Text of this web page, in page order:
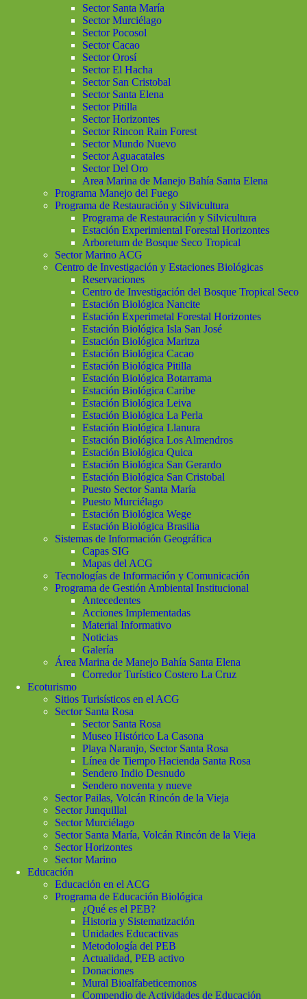
Sector Santa María
Sector Murciélago
Sector Pocosol
Sector Cacao
Sector Orosí
Sector El Hacha
Sector San Cristobal
Sector Santa Elena
Sector Pitilla
Sector Horizontes
Sector Rincon Rain Forest
Sector Mundo Nuevo
Sector Aguacatales
Sector Del Oro
Area Marina de Manejo Bahía Santa Elena
Programa Manejo del Fuego
Programa de Restauración y Silvicultura
Programa de Restauración y Silvicultura
Estación Experimiental Forestal Horizontes
Arboretum de Bosque Seco Tropical
Sector Marino ACG
Centro de Investigación y Estaciones Biológicas
Reservaciones
Centro de Investigación del Bosque Tropical Seco
Estación Biológica Nancite
Estación Experimetal Forestal Horizontes
Estación Biológica Isla San José
Estación Biológica Maritza
Estación Biológica Cacao
Estación Biológica Pitilla
Estación Biológica Botarrama
Estación Biológica Caribe
Estación Biológica Leiva
Estación Biológica La Perla
Estación Biológica Llanura
Estación Biológica Los Almendros
Estación Biológica Quica
Estación Biológica San Gerardo
Estación Biológica San Cristobal
Puesto Sector Santa María
Puesto Murciélago
Estación Biológica Wege
Estación Biológica Brasilia
Sistemas de Información Geográfica
Capas SIG
Mapas del ACG
Tecnologías de Información y Comunicación
Programa de Gestión Ambiental Institucional
Antecedentes
Acciones Implementadas
Material Informativo
Noticias
Galería
Área Marina de Manejo Bahía Santa Elena
Corredor Turístico Costero La Cruz
Ecoturismo
Sitios Turisísticos en el ACG
Sector Santa Rosa
Sector Santa Rosa
Museo Histórico La Casona
Playa Naranjo, Sector Santa Rosa
Línea de Tiempo Hacienda Santa Rosa
Sendero Indio Desnudo
Sendero noventa y nueve
Sector Pailas, Volcán Rincón de la Vieja
Sector Junquillal
Sector Murciélago
Sector Santa María, Volcán Rincón de la Vieja
Sector Horizontes
Sector Marino
Educación
Educación en el ACG
Programa de Educación Biológica
¿Qué es el PEB?
Historia y Sistematización
Unidades Educactivas
Metodología del PEB
Actualidad, PEB activo
Donaciones
Mural Bioalfabeticemonos
Compendio de Actividades de Educación